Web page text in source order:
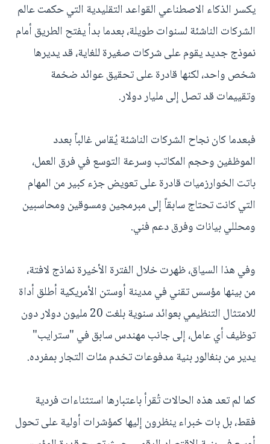
يكسر الذكاء الاصطناعي القواعد التقليدية التي حكمت عالم
الشركات الناشئة لسنوات طويلة، بعدما بدأ يفتح الطريق أمام
نموذج جديد يقوم على شركات صغيرة للغاية، قد يديرها
شخص واحد، لكنها قادرة على تحقيق عوائد ضخمة
وتقييمات قد تصل إلى مليار دولار.
فبعدما كان نجاح الشركات الناشئة يُقاس غالباً بعدد
الموظفين وحجم المكاتب وسرعة التوسع في فرق العمل،
باتت الخوارزميات قادرة على تعويض جزء كبير من المهام
التي كانت تحتاج سابقاً إلى مبرمجين ومسوقين ومحاسبين
ومحللي بيانات وفرق دعم فني.
وفي هذا السياق، ظهرت خلال الفترة الأخيرة نماذج لافتة،
من بينها مؤسس تقني في مدينة أوستن الأمريكية أطلق أداة
للامتثال التنظيمي بعوائد سنوية بلغت 20 مليون دولار دون
توظيف أي عامل، إلى جانب مهندس سابق في "سترايب"
يدير من بنغالور بنية مدفوعات تخدم مئات التجار بمفرده.
كما لم تعد هذه الحالات تُقرأ باعتبارها استثناءات فردية
فقط، بل بات خبراء ينظرون إليها كمؤشرات أولية على تحول